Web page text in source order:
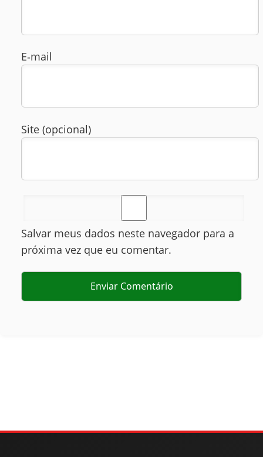
E‑mail
Site (opcional)
Salvar meus dados neste navegador para a
próxima vez que eu comentar.